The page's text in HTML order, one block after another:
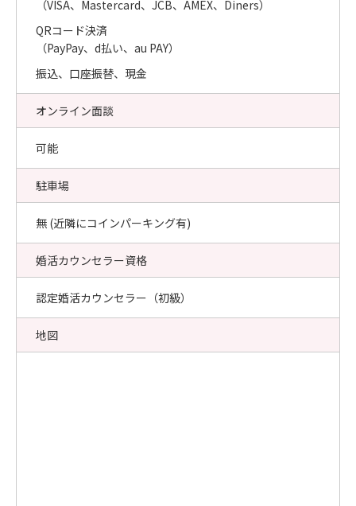
（VISA、Mastercard、JCB、AMEX、Diners）
QRコード決済
（PayPay、d払い、au PAY）
振込、口座振替、現金
オンライン面談
可能
駐車場
無 (近隣にコインパーキング有)
婚活カウンセラー資格
認定婚活カウンセラー（初級）
地図